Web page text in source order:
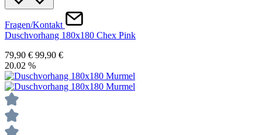
Fragen/Kontakt
Duschvorhang 180x180 Chex Pink
79,90 € 99,90 €
20.02 %